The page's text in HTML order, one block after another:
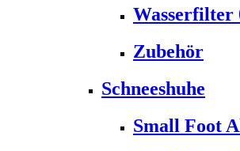
Wasserfilter
Zubehör
Schneeshuhe
Small Foot